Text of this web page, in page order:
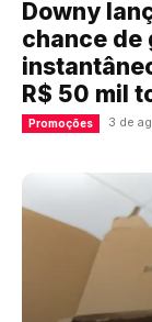
Downy
chance de
R$ 50 mil
Promoções 3 de